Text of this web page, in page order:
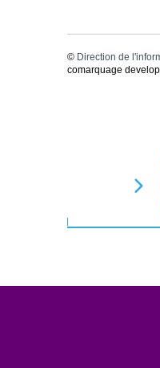
© Direction de
comarquage